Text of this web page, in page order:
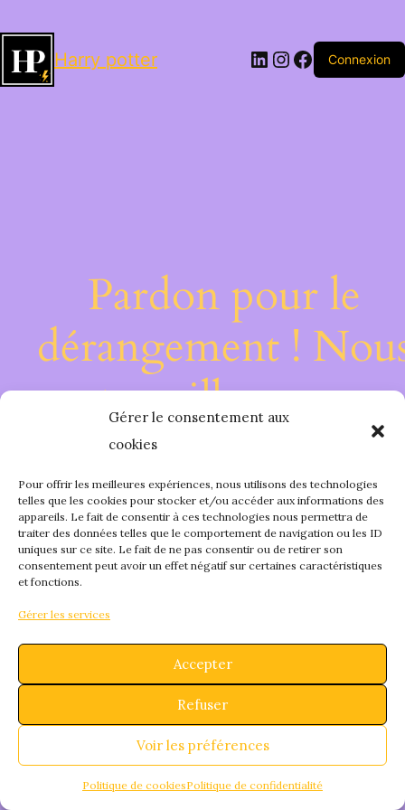
Gérer le consentement aux
cookies
Pour offrir les meilleures expériences, nous utilisons des technologies
telles que les cookies pour stocker et/ou accéder aux informations des
appareils. Le fait de consentir à ces technologies nous permettra de
traiter des données telles que le comportement de navigation ou les ID
uniques sur ce site. Le fait de ne pas consentir ou de retirer son
consentement peut avoir un effet négatif sur certaines caractéristiques
et fonctions.
Gérer les services
Accepter
Refuser
Voir les préférences
Politique de cookiesPolitique de confidentialité
Harry potter LinkedIn
Instagram
Facebook
Connexion
Pardon pour le
dérangement !
travaillons sur
quelque chose de
fantastique –
bientôt !